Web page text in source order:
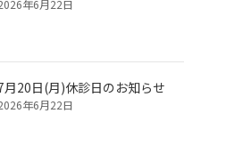
年6月22日
月20日(月)休診日のお知らせ
年6月22日